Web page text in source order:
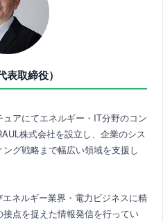
取締役）
アにてエネルギー・IT分野のコン
株式会社を設立し、企業のシス
グ戦略まで幅広い領域を支援し
ネルギー業界・電力ビジネスに精
点を捉えた情報発信を行ってい